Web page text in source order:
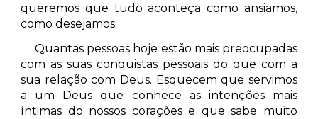
queremos que tudo aconteça como ansiamos,
como desejamos.
Quantas pessoas hoje estão mais preocupadas
com as suas conquistas pessoais do que com a
sua relação com Deus. Esquecem que servimos
a um Deus que conhece as intenções mais
íntimas do nossos corações e que sabe muito